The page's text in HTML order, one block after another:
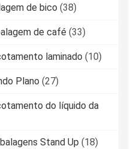
de bico (38)
de café (33)
laminado (10)
Plano (27)
do líquido da
Stand Up (18)